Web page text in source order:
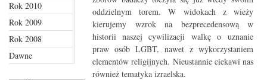
Rok 2010
Rok 2009
Rok 2008
Dawne
oddzielnym torem. W widokach z wieży
kierujemy wzrok na bezprecedensową w
historii naszej cywilizacji walkę o uznanie
praw osób LGBT, nawet z wykorzystaniem
elementów religijnych. Nieustannie ciekawi nas
również tematyka izraelska.